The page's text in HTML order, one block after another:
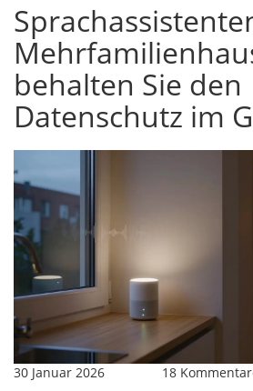
behalten Sie den
Datenschutz im
30 Januar 2026 18